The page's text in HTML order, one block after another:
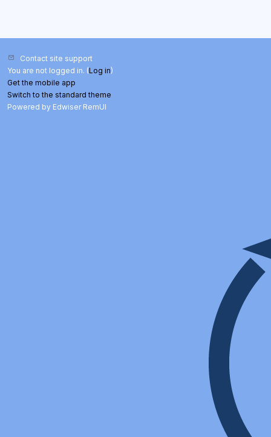
Contact site support
You are not logged in. (Log in)
Get the mobile app
Switch to the standard theme
Powered by Edwiser RemUI